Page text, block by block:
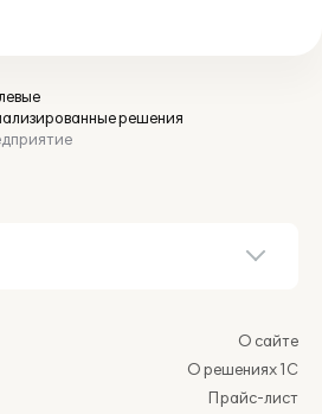
решения
О сайте
О решениях 1С
Прайс-лист